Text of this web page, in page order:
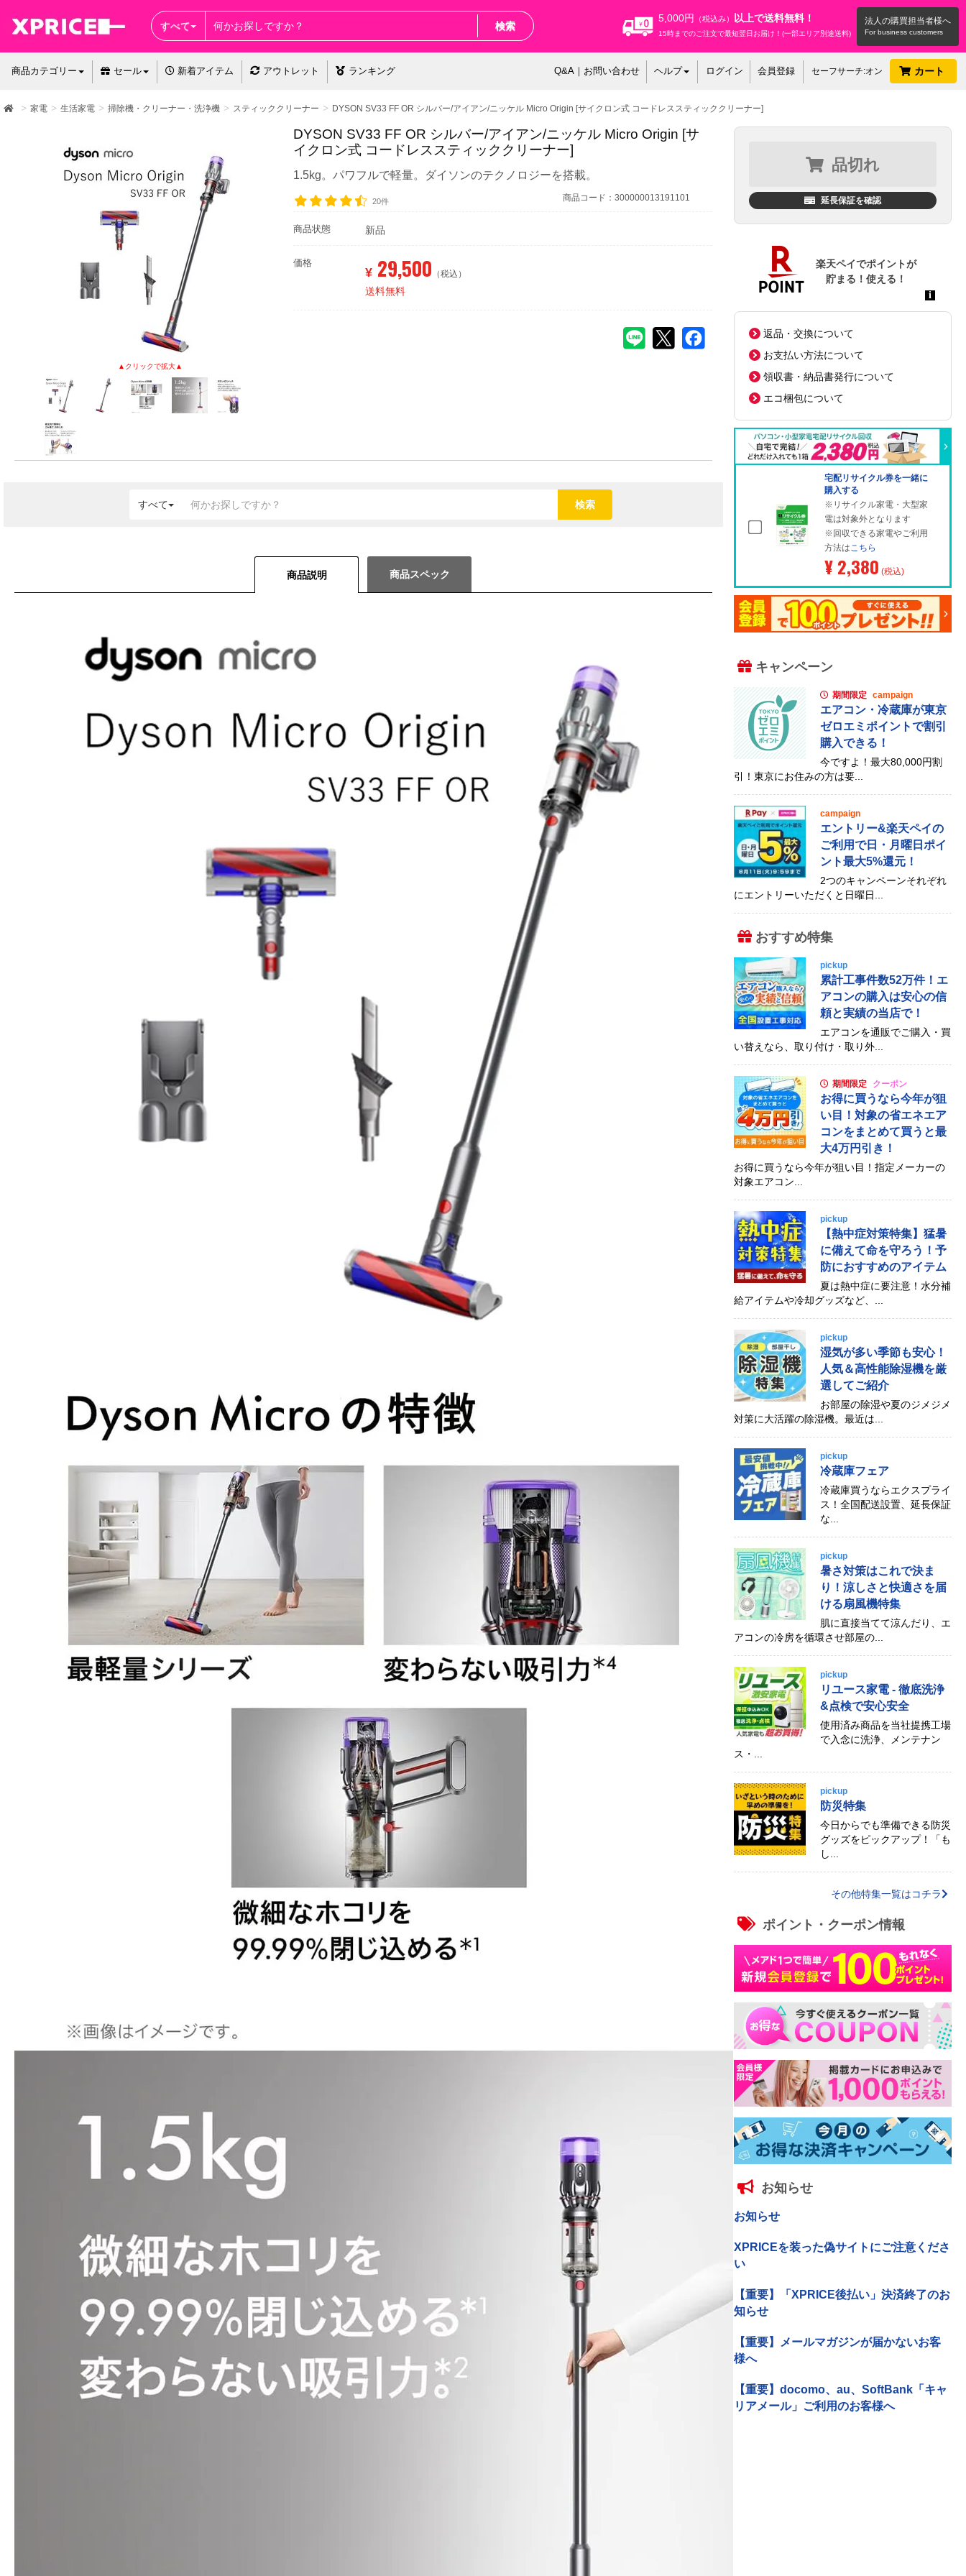
すべて 検索 法人の購買担当者様へ
5,000円 （税込み） 以上で送料無料！
15時までのご注文で最短翌日お届け！(一部エリア別途送料)
商品カテゴリー セール 新着アイテム アウトレット ランキング Q&A｜お問い合わせ ヘルプ ログイン 会員登録 セーフサーチ:オン カート
家電 生活家電 掃除機・クリーナー・洗浄機 スティッククリーナー DYSON SV33 FF OR シルバー/アイアン/ニッケル Micro Origin [サイクロン式 コードレススティッククリーナー]
DYSON SV33 FF OR シルバー/アイアン/ニッケル Micro Origin [サ
イクロン式 コードレススティッククリーナー]
1.5kg。パワフルで軽量。ダイソンのテクノロジーを搭載。
20件 商品コード：300000013191101
商品状態 新品
価格
¥ 29,500 （税込）
送料無料
すべて 検索
商品説明 商品スペック
品切れ
延長保証を確認
返品・交換について
お支払い方法について
領収書・納品書発行について
エコ梱包について
宅配リサイクル券を一緒に
購入する
※リサイクル家電・大型家
電は対象外となります
※回収できる家電やご利用
方法はこちら
¥ 2,380 (税込)
キャンペーン
期間限定 campaign
エアコン・冷蔵庫が東京
ゼロエミポイントで割引
購入できる！
今ですよ！最大80,000円割
引！東京にお住みの方は要...
campaign
エントリー&楽天ペイの
ご利用で日・月曜日ポイ
ント最大5%還元！
2つのキャンペーンそれぞれ
にエントリーいただくと日曜日...
おすすめ特集
pickup
累計工事件数52万件！エ
アコンの購入は安心の信
頼と実績の当店で！
エアコンを通販でご購入・買
い替えなら、取り付け・取り外...
期間限定 クーポン
お得に買うなら今年が狙
い目！対象の省エネエア
コンをまとめて買うと最
大4万円引き！
お得に買うなら今年が狙い目！指定メーカーの
対象エアコン...
pickup
【熱中症対策特集】猛暑
に備えて命を守ろう！予
防におすすめのアイテム
夏は熱中症に要注意！水分補
給アイテムや冷却グッズなど、...
pickup
湿気が多い季節も安心！
人気＆高性能除湿機を厳
選してご紹介
お部屋の除湿や夏のジメジメ
対策に大活躍の除湿機。最近は...
pickup
冷蔵庫フェア
冷蔵庫買うならエクスプライ
ス！全国配送設置、延長保証
な...
pickup
暑さ対策はこれで決ま
り！涼しさと快適さを届
ける扇風機特集
肌に直接当てて涼んだり、エ
アコンの冷房を循環させ部屋の...
pickup
リユース家電 - 徹底洗浄
&点検で安心安全
使用済み商品を当社提携工場
で入念に洗浄、メンテナン
ス・...
pickup
防災特集
今日からでも準備できる防災
グッズをピックアップ！「も
し...
その他特集一覧はコチラ
ポイント・クーポン情報
お知らせ
お知らせ
XPRICEを装った偽サイトにご注意くださ
い
【重要】「XPRICE後払い」決済終了のお
知らせ
【重要】メールマガジンが届かないお客
様へ
【重要】docomo、au、SoftBank「キャ
リアメール」ご利用のお客様へ